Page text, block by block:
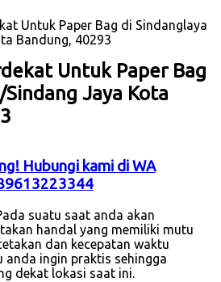
Untuk Paper Bag di Sindanglaya
Bandung, 40293
Untuk Paper Bag
Jaya Kota
Hubungi kami di WA
suatu saat anda akan
handal yang memiliki mutu
dan kecepatan waktu
anda ingin praktis sehingga
dekat lokasi saat ini.